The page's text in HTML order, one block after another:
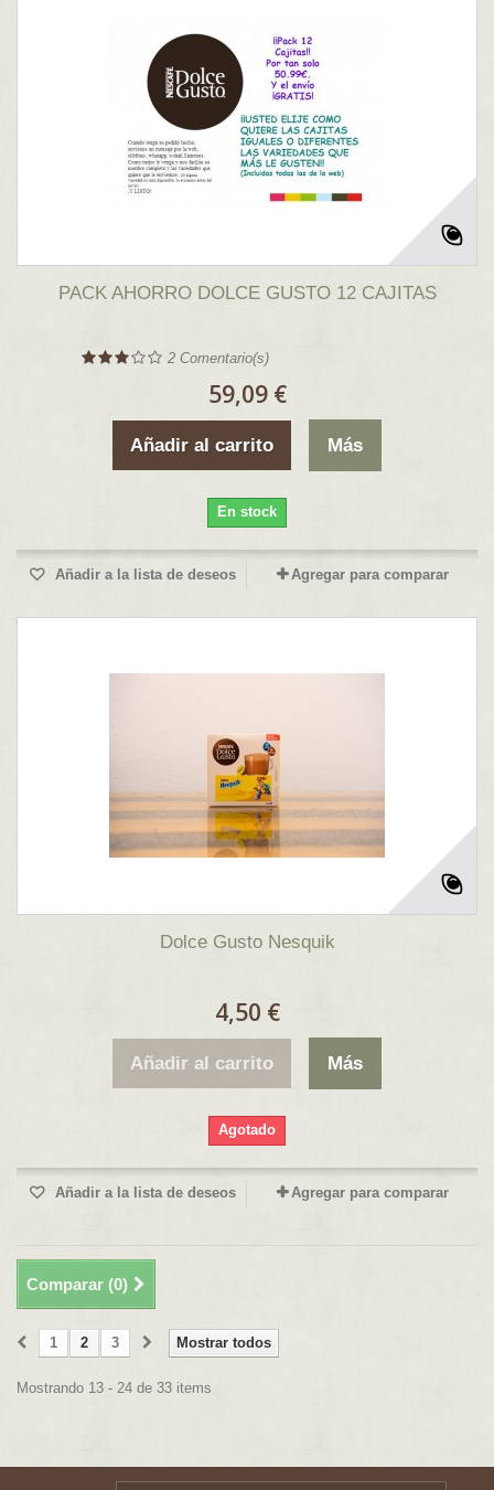
PACK AHORRO DOLCE GUSTO 12 CAJITAS
2 Comentario(s)
59,09 €
Añadir al carrito Más
En stock
Añadir a la lista de deseos Agregar para comparar
Dolce Gusto Nesquik
4,50 €
Añadir al carrito Más
Agotado
Añadir a la lista de deseos Agregar para comparar
Comparar (0)
Mostrar todos
1 2 3
Mostrando 13 - 24 de 33 items